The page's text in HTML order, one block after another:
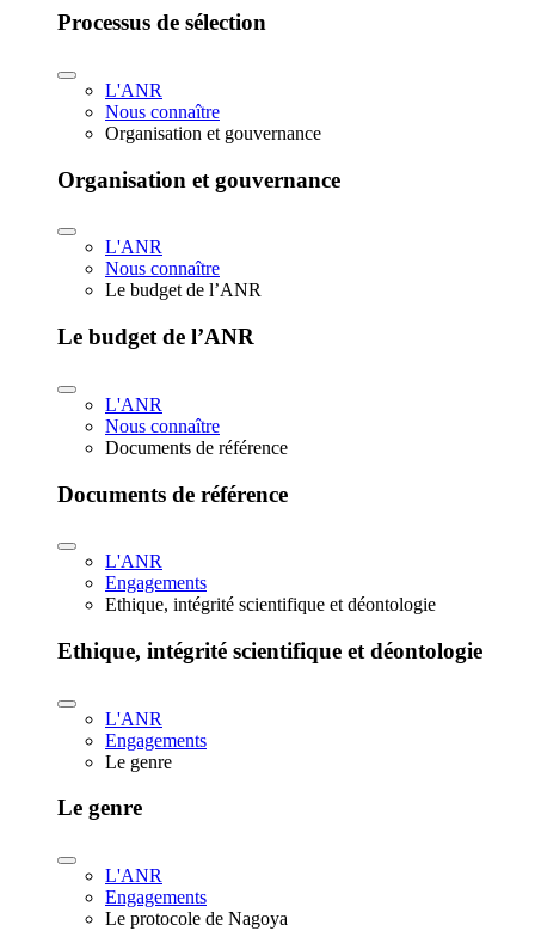
Processus de sélection
L'ANR
Nous connaître
Organisation et gouvernance
Organisation et gouvernance
L'ANR
Nous connaître
Le budget de l’ANR
Le budget de l’ANR
L'ANR
Nous connaître
Documents de référence
Documents de référence
L'ANR
Engagements
Ethique, intégrité scientifique et déontologie
Ethique, intégrité scientifique et déontologie
L'ANR
Engagements
Le genre
Le genre
L'ANR
Engagements
Le protocole de Nagoya